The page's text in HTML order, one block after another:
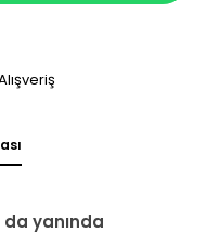
yanında